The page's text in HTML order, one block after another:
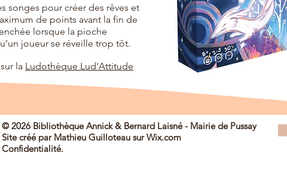
songes pour créer des rêves et
de points avant la fin de
lorsque la pioche
joueur se réveille trop tôt.
la Ludothèque Lud'Attitude
© 2026 Bibliothèque Annick & Bernard Laisné - Mairie de Pussay
Site créé par Mathieu Guilloteau surWix.com
Confidentialité.